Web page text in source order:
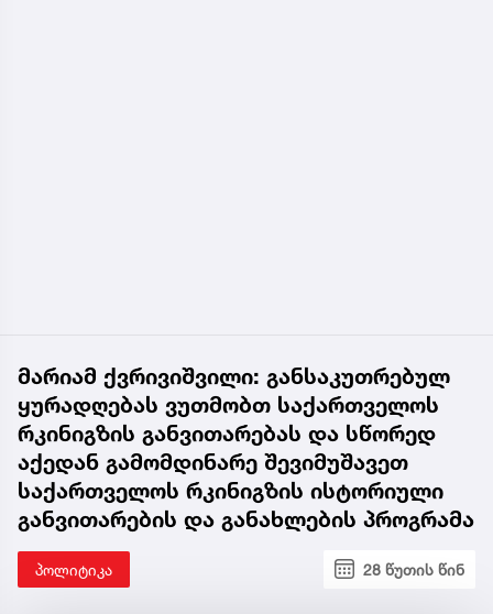
მარიამ ქვრივიშვილი: განსაკუთრებულ
ყურადღებას ვუთმობთ საქართველოს
რკინიგზის განვითარებას და სწორედ
აქედან გამომდინარე შევიმუშავეთ
საქართველოს რკინიგზის ისტორიული
განვითარების და განახლების პროგრამა
პოლიტიკა 28 წუთის წინ